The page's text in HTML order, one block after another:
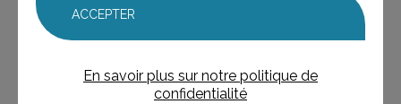
Vous souhaitezeffectuer d'autres
types de recherches d'antériorité ?
ACCEPTER
En savoir plus sur notre politique de
confidentialité